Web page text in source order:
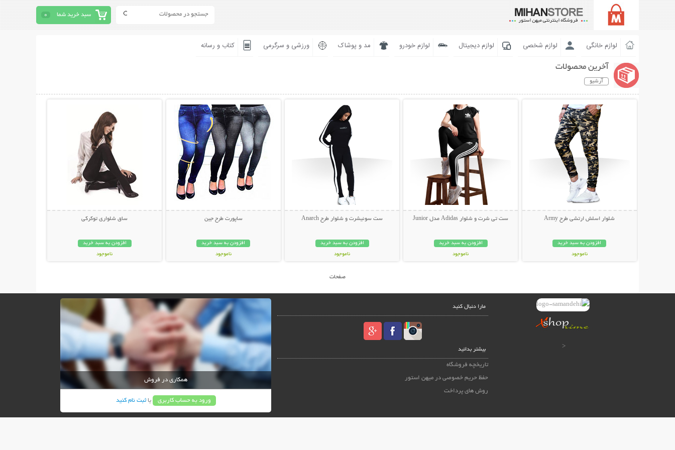
سبد خرید شما 0
لوازم خانگی لوازم شخصی لوازم دیجیتال لوازم خودرو مد و پوشاک ورزشی و سرگرمی کتاب و رسانه
آخرین محصولات
آرشیو
شلوار اسلش ارتشی طرح Army
افزودن به سبد خرید
ناموجود
ست تی شرت و شلوار Adidas مدل Junior
افزودن به سبد خرید
ناموجود
ست سوئیشرت و شلوار طرح Anarch
افزودن به سبد خرید
ناموجود
ساپورت طرح جین
افزودن به سبد خرید
ناموجود
ساق شلواری توکرکی
افزودن به سبد خرید
ناموجود
صفحات
<
مارا دنبال کنید
بیشتر بدانید
تاریخچه فروشگاه
حفظ حریم خصوصی در میهن استور
روش های پرداخت
همکاری در فروش
ورود به حساب کاربری یاثبت نام کنید